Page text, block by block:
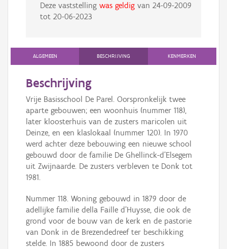
Deze vaststelling was geldigvan 24-09-2009
tot 20-06-2023
ALGEMEEN BESCHRIJVING KENMERKEN
Beschrijving
Vrije Basisschool De Parel. Oorspronkelijk twee
aparte gebouwen; een woonhuis (nummer 118),
later kloosterhuis van de zusters maricolen uit
Deinze, en een klaslokaal (nummer 120). In 1970
werd achter deze bebouwing een nieuwe school
gebouwd door de familie De Ghellinck-d’Elsegem
uit Zwijnaarde. De zusters verbleven te Donk tot
1981.
Nummer 118. Woning gebouwd in 1879 door de
adellijke familie della Faille d’Huysse, die ook de
grond voor de bouw van de kerk en de pastorie
van Donk in de Brezendedreef ter beschikking
stelde. In 1885 bewoond door de zusters